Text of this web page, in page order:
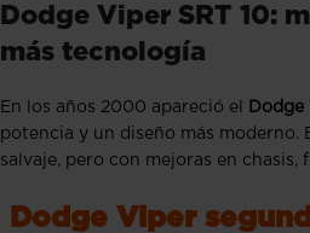
Dodge Viper SRT 10:
más tecnología
En los años 2000 apareció el Dodge
potencia y un diseño más moderno.
salvaje, pero con mejoras en chasis,
Dodge Viper